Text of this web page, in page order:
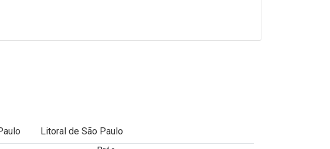
não perecíveis
Litoral de São Paulo